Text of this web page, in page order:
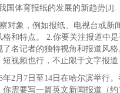
国体育报纸的发展的新趋势[J].
象，例如报纸、电视台或新
和特点。 2.你要关注报道中
名记者的独特视角和报道风
视频也行，不止限于文字报
月7日至14日在哈尔滨举行。
需要写一篇英文新闻报道（